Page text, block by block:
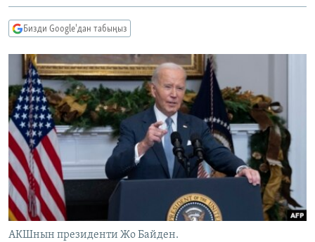
ЭКСПЕРТТЕР ТАЛДАЙТ
БИЗ ЖАНА ДҮЙНӨ
ДАНИСТЕ
ЭЖЕ-СИҢДИЛЕР
АЗАТТЫК+
ЫҢГАЙСЫЗ СУРООЛОР
ӨЗГӨЧӨ ПИКИР
Русский
ОНЛАЙН ШЕРИНЕ
ЭЕ/АРнун бардык сайттары
Бизди Google'дан табыңыз
АКШнын президенти Жо Байден.